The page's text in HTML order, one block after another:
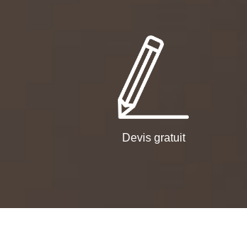
Devis gratuit